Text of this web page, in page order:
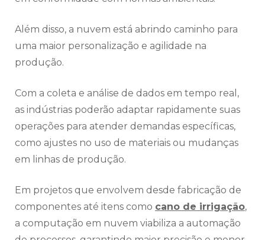
Além disso, a nuvem está abrindo caminho para
uma maior personalização e agilidade na
produção.
Com a coleta e análise de dados em tempo real,
as indústrias poderão adaptar rapidamente suas
operações para atender demandas específicas,
como ajustes no uso de materiais ou mudanças
em linhas de produção.
Em projetos que envolvem desde fabricação de
componentes até itens como cano de irrigação,
a computação em nuvem viabiliza a automação